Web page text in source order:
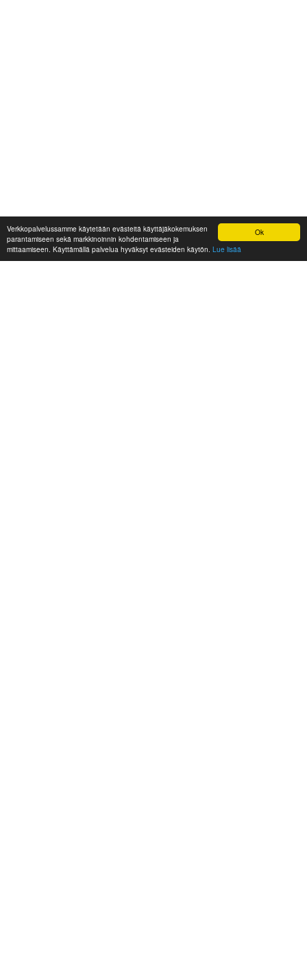
Ok
Verkkopalvelussamme käytetään evästeitä käyttäjäkokemuksen
parantamiseen sekä markkinoinnin kohdentamiseen ja
mittaamiseen. Käyttämällä palvelua hyväksyt evästeiden käytön. Lue lisää